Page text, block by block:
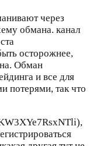
через
обмана. канал
осторожнее,
Обман
и все для
потерями, так что